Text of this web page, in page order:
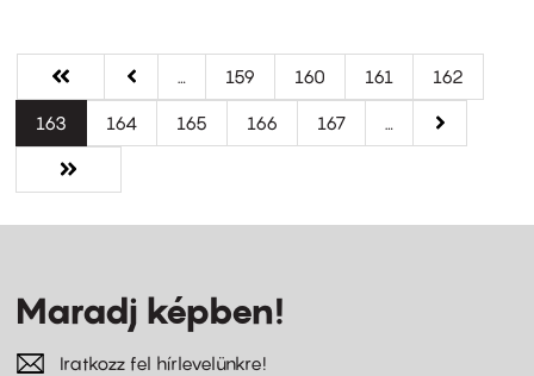
Oldalszámozás
Első
oldal
« Első
Előző
oldal
‹‹ … Oldal
159 Oldal
160 Oldal
161 Oldal
162
Jelenlegi
oldal
163 Oldal
164 Oldal
165 Oldal
166 Oldal
167 …
Következő
oldal
››
Utolsó
oldal
Utolsó »
Maradj képben!
Iratkozz fel hírlevelünkre!